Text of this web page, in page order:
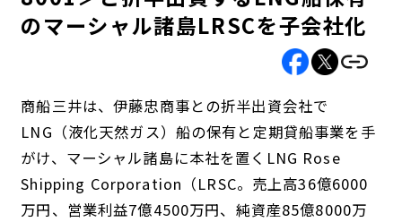
のマーシャル諸島LRSCを子会社化
商船三井は、伊藤忠商事との折半出資会社で
LNG（液化天然ガス）船の保有と定期貸船事業を手
がけ、マーシャル諸島に本社を置くLNG Rose
Shipping Corporation（LRSC。売上高36億6000
万円、営業利益7億4500万円、純資産85億8000万